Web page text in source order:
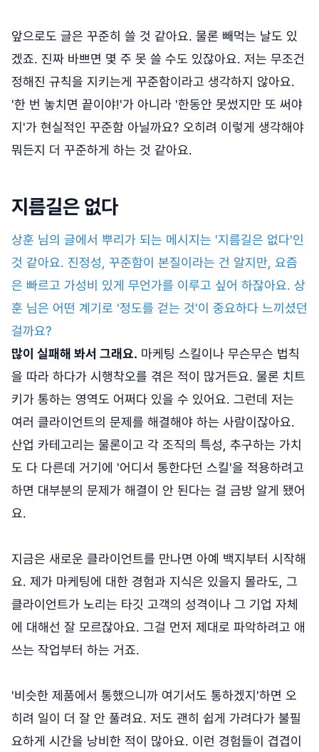
앞으로도 글은 꾸준히 쓸 것 같아요. 물론 빼먹는 날도 있
겠죠. 진짜 바쁘면 몇 주 못 쓸 수도 있잖아요. 저는 무조건
정해진 규칙을 지키는게 꾸준함이라고 생각하지 않아요.
'한 번 놓치면 끝이야!'가 아니라 '한동안 못썼지만 또 써야
지'가 현실적인 꾸준함 아닐까요? 오히려 이렇게 생각해야
뭐든지 더 꾸준하게 하는 것 같아요.
지름길은 없다
상훈 님의 글에서 뿌리가 되는 메시지는 '지름길은 없다'인
것 같아요. 진정성, 꾸준함이 본질이라는 건 알지만, 요즘
은 빠르고 가성비 있게 무언가를 이루고 싶어 하잖아요. 상
훈 님은 어떤 계기로 '정도를 걷는 것'이 중요하다 느끼셨던
걸까요?
많이 실패해 봐서 그래요. 마케팅 스킬이나 무슨무슨 법칙
을 따라 하다가 시행착오를 겪은 적이 많거든요. 물론 치트
키가 통하는 영역도 어쩌다 있을 수 있어요. 그런데 저는
여러 클라이언트의 문제를 해결해야 하는 사람이잖아요.
산업 카테고리는 물론이고 각 조직의 특성, 추구하는 가치
도 다 다른데 거기에 '어디서 통한다던 스킬'을 적용하려고
하면 대부분의 문제가 해결이 안 된다는 걸 금방 알게 됐어
요.
지금은 새로운 클라이언트를 만나면 아예 백지부터 시작해
요. 제가 마케팅에 대한 경험과 지식은 있을지 몰라도, 그
클라이언트가 노리는 타깃 고객의 성격이나 그 기업 자체
에 대해선 잘 모르잖아요. 그걸 먼저 제대로 파악하려고 애
쓰는 작업부터 하는 거죠.
'비슷한 제품에서 통했으니까 여기서도 통하겠지'하면 오
히려 일이 더 잘 안 풀려요. 저도 괜히 쉽게 가려다가 불필
요하게 시간을 낭비한 적이 많아요. 이런 경험들이 겹겹이